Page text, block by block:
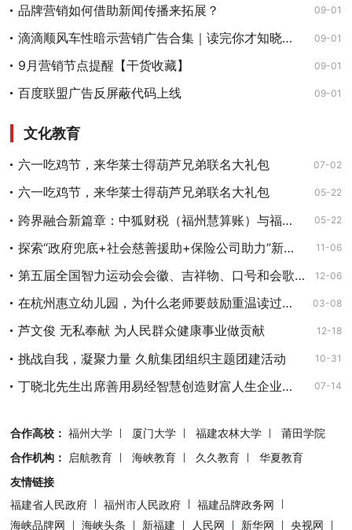
品牌营销如何借助新闻传播来拓展？ 09-01
滴滴顺风车性暗示营销广告合集｜读完你才知晓它的原罪 09-01
9月营销节点提醒【干货收藏】 09-01
百度联盟广告反屏蔽代码上线 09-01
文化教育
六一吃鸡节，来华莱士得葫芦兄弟联名大礼包 07-02
六一吃鸡节，来华莱士得葫芦兄弟联名大礼包 05-22
跨界融合新篇章：中狐财税（福州慧算账）与福州律巨人共绘法税蓝图 05-22
探索“政府兜底+社会慈善援助+保险公司助力”新模式 11-06
第五届全国智力运动会会徽、吉祥物、口号和会歌评选结果公示 12-06
在杭州惠立幼儿园，为什么老师要鼓励重温读过的书籍? 03-08
芦文俊 无私奉献 为人民群众健康事业做贡献 12-18
挑战自我，凝聚力量 久航集团组织主题团建活动 10-31
丁晓北先生出席善用易经智慧创造财富人生企业讲座 07-14
合作高校： 福州大学 厦门大学 福建农林大学
莆田学院
合作机构：
启航教育 海峡教育 久久教育
华夏教育
友情链接
福建省人民政府
福州市人民政府
福建品牌政务网
海峡品牌网
海峡头条 新福建 人民网 新华网 央视网